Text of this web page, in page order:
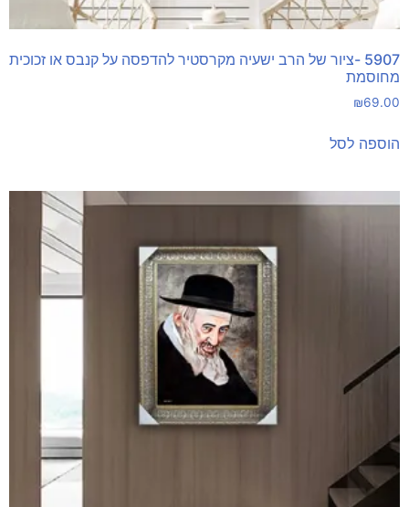
5907 -ציור של הרב ישעיה מקרסטיר להדפסה על קנבס או זכוכית
מחוסמת
₪69.00
הוספה לסל